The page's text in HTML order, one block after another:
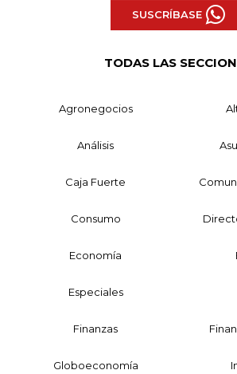
SUSCRÍBASE
TODAS LAS
Agronegocios
Análisis
Caja Fuerte
Consumo
Economía
Especiales
Finanzas
Globoeconomía